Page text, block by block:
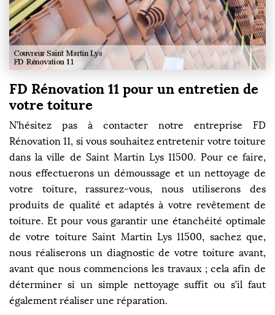
FD Rénovation 11 pour un entretien de
votre toiture
N’hésitez pas à contacter notre entreprise FD
Rénovation 11, si vous souhaitez entretenir votre toiture
dans la ville de Saint Martin Lys 11500. Pour ce faire,
nous effectuerons un démoussage et un nettoyage de
votre toiture, rassurez-vous, nous utiliserons des
produits de qualité et adaptés à votre revêtement de
toiture. Et pour vous garantir une étanchéité optimale
de votre toiture Saint Martin Lys 11500, sachez que,
nous réaliserons un diagnostic de votre toiture avant,
avant que nous commencions les travaux ; cela afin de
déterminer si un simple nettoyage suffit ou s’il faut
également réaliser une réparation.